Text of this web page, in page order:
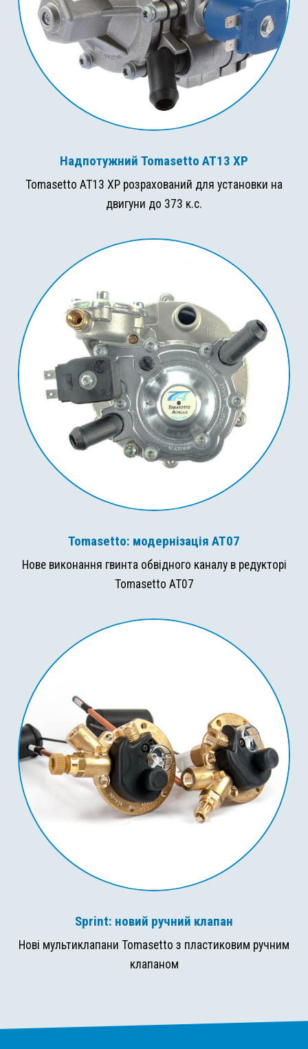
Надпотужний Tomasetto AT13 XP
Tomasetto AT13 XP розрахований для установки на
двигуни до 373 к.с.
Tomasetto: модернізація AT07
Нове виконання гвинта обвідного каналу в редукторі
Tomasetto AT07
Sprint: новий ручний клапан
Нові мультиклапани Tomasetto з пластиковим ручним
клапаном